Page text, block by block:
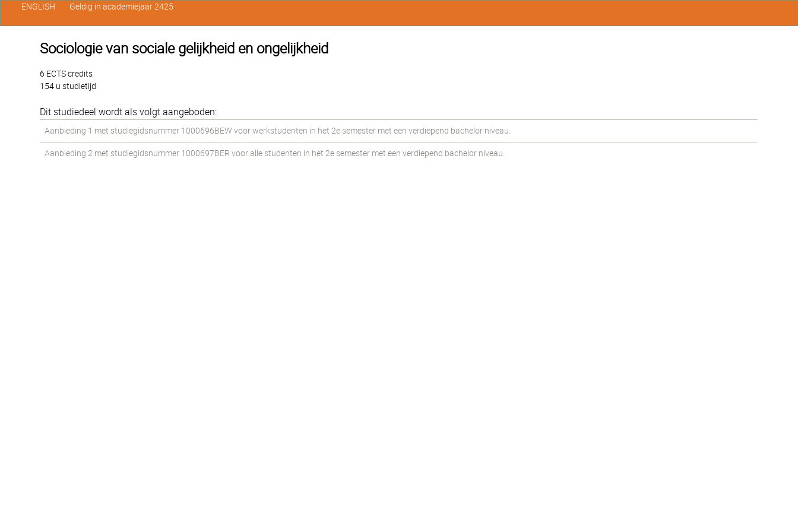
Sociologie van sociale gelijkheid en ongelijkheid
6 ECTS credits
154 u studietijd
Dit studiedeel wordt als volgt aangeboden:
Aanbieding 1 met studiegidsnummer 1000696BEW voor werkstudenten in het 2e semester met een verdiepend bachelor niveau.
Aanbieding 2 met studiegidsnummer 1000697BER voor alle studenten in het 2e semester met een verdiepend bachelor niveau.
ENGLISH Geldig in academiejaar 2425